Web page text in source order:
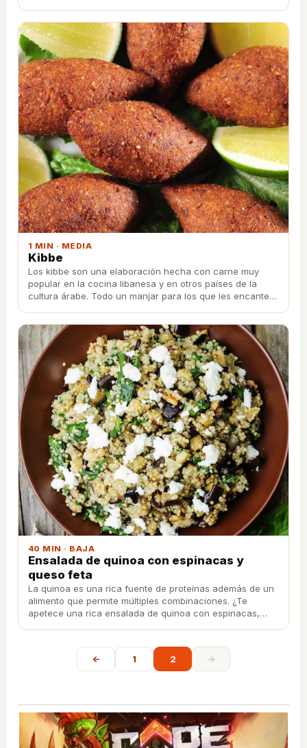
1 MIN · MEDIA
Kibbe
Los kibbe son una elaboración hecha con carne muy
popular en la cocina libanesa y en otros países de la
cultura árabe. Todo un manjar para los que les encante
40 MIN · BAJA
Ensalada de quinoa con espinacas y
queso feta
La quinoa es una rica fuente de proteínas además de un
alimento que permite múltiples combinaciones. ¿Te
apetece una rica ensalada de quinoa con espinacas,
← 1 2 →